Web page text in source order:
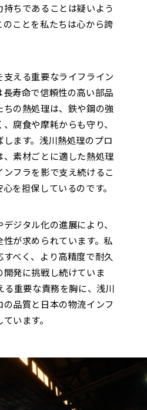
ちであることは疑いよう
ことを私たちは心から誇
える重要なライフライン
寿命で信頼性の高い部品
の熱処理は、鉄や鋼の強
腐食や摩耗からも守り、
ます。浅川熱処理のプロ
素材ごとに適した熱処理
フラを影で支え続けるこ
を担保しているのです。
ジタル化の進展により、
が求められています。私
べく、より高精度で耐久
発に挑戦し続けていま
る重要な責務を胸に、浅川
品質と日本の物流インフ
います。